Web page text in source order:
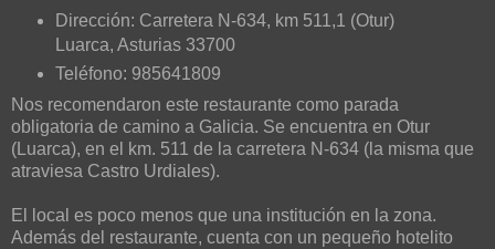
Dirección: Carretera N-634, km 511,1 (Otur)
Luarca, Asturias 33700
Teléfono: 985641809
Nos recomendaron este restaurante como parada
obligatoria de camino a Galicia. Se encuentra en Otur
(Luarca), en el km. 511 de la carretera N-634 (la misma que
atraviesa Castro Urdiales).
El local es poco menos que una institución en la zona.
Además del restaurante, cuenta con un pequeño hotelito